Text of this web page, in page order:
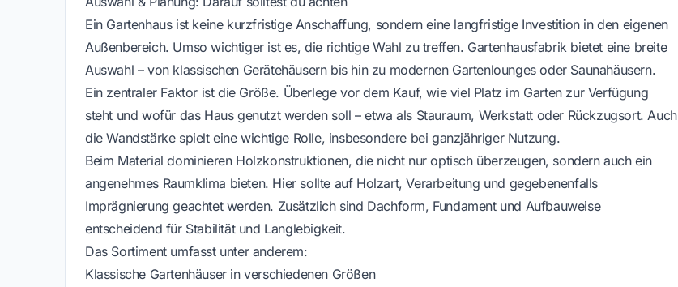
Ein Gartenhaus ist keine kurzfristige Anschaffung, sondern eine langfristige Investition in den eigenen
Außenbereich. Umso wichtiger ist es, die richtige Wahl zu treffen. Gartenhausfabrik bietet eine breite
Auswahl – von klassischen Gerätehäusern bis hin zu modernen Gartenlounges oder Saunahäusern.
Ein zentraler Faktor ist die Größe. Überlege vor dem Kauf, wie viel Platz im Garten zur Verfügung
steht und wofür das Haus genutzt werden soll – etwa als Stauraum, Werkstatt oder Rückzugsort. Auch
die Wandstärke spielt eine wichtige Rolle, insbesondere bei ganzjähriger Nutzung.
Beim Material dominieren Holzkonstruktionen, die nicht nur optisch überzeugen, sondern auch ein
angenehmes Raumklima bieten. Hier sollte auf Holzart, Verarbeitung und gegebenenfalls
Imprägnierung geachtet werden. Zusätzlich sind Dachform, Fundament und Aufbauweise
entscheidend für Stabilität und Langlebigkeit.
Das Sortiment umfasst unter anderem:
Klassische Gartenhäuser in verschiedenen Größen